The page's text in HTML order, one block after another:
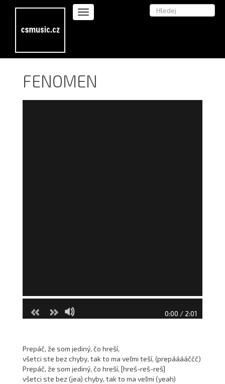
FENOMEN
0:00 / 2:01
Prepáč, že som jediný, čo hreší,
všetci ste bez chyby, tak to ma veľmi teší, (prepááááččč)
Prepáč, že som jediný, čo hreší, [hreš-reš-reš]
všetci ste bez (jea) chyby, tak to ma veľmi (yeah)